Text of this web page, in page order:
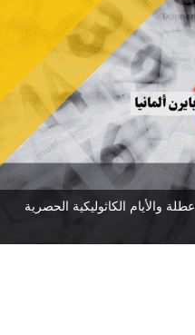
العطل الرسمية في بايرن جدول الـ 13 عطلة والأيام الكاثوليكية الحصرية